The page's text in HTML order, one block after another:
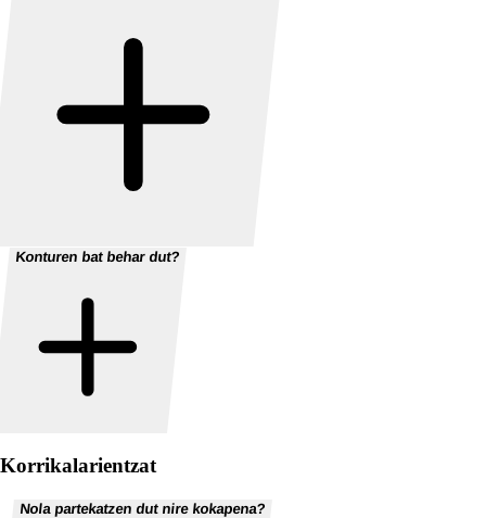
Konturen bat behar dut?
Korrikalarientzat
Nola partekatzen dut nire kokapena?